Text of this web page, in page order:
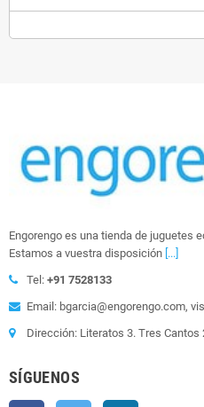
Engorengo es una tienda de juguetes
Estamos a vuestra disposición [...]
Tel: +91 7528133
Email: bgarcia@engorengo.com,
Dirección: Literatos 3. Tres Cantos
SÍGUENOS